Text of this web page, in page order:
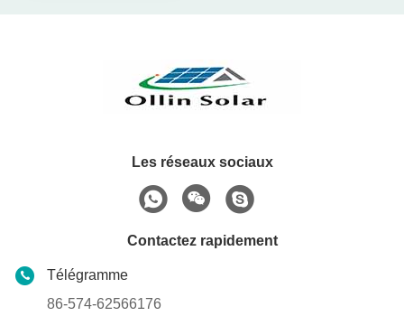
Les réseaux sociaux
Contactez rapidement
Télégramme
86-574-62566176